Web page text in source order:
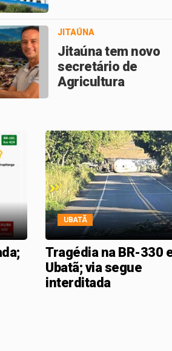
gratuita: “Mães em
Ipiaú
JITAÚNA
Jitaúna tem novo
secretário de
Agricultura
UBATÃ
Tragédia na BR-330
Ubatã; via segue
interditada